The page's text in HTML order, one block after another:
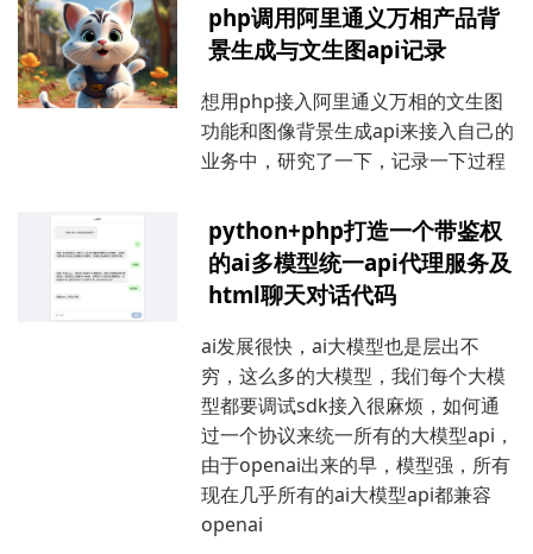
php调用阿里通义万相产品背
景生成与文生图api记录
想用php接入阿里通义万相的文生图
功能和图像背景生成api来接入自己的
业务中，研究了一下，记录一下过程
python+php打造一个带鉴权
的ai多模型统一api代理服务及
html聊天对话代码
ai发展很快，ai大模型也是层出不
穷，这么多的大模型，我们每个大模
型都要调试sdk接入很麻烦，如何通
过一个协议来统一所有的大模型api，
由于openai出来的早，模型强，所有
现在几乎所有的ai大模型api都兼容
openai